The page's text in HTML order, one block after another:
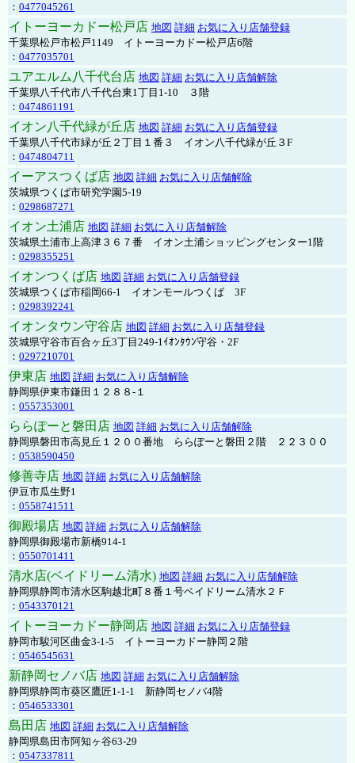
： 0477045261
イトーヨーカドー松戸店 地図 詳細 お気に入り店舗登録
千葉県松戸市松戸1149 イトーヨーカドー松戸店6階
： 0477035701
ユアエルム八千代台店 地図 詳細 お気に入り店舗解除
千葉県八千代市八千代台東1丁目1-10 ３階
： 0474861191
イオン八千代緑が丘店 地図 詳細 お気に入り店舗登録
千葉県八千代市緑が丘２丁目１番３ イオン八千代緑が丘３F
： 0474804711
イーアスつくば店 地図 詳細 お気に入り店舗解除
茨城県つくば市研究学園5-19
： 0298687271
イオン土浦店 地図 詳細 お気に入り店舗解除
茨城県土浦市上高津３６７番 イオン土浦ショッピングセンター1階
： 0298355251
イオンつくば店 地図 詳細 お気に入り店舗登録
茨城県つくば市稲岡66-1 イオンモールつくば 3F
： 0298392241
イオンタウン守谷店 地図 詳細 お気に入り店舗登録
茨城県守谷市百合ヶ丘3丁目249-1ｲｵﾝﾀｳﾝ守谷・2F
： 0297210701
伊東店 地図 詳細 お気に入り店舗解除
静岡県伊東市鎌田１２８８-１
： 0557353001
ららぽーと磐田店 地図 詳細 お気に入り店舗解除
静岡県磐田市高見丘１２００番地 ららぽーと磐田２階 ２２３００
： 0538590450
修善寺店 地図 詳細 お気に入り店舗解除
伊豆市瓜生野1
： 0558741511
御殿場店 地図 詳細 お気に入り店舗解除
静岡県御殿場市新橋914-1
： 0550701411
清水店(ベイドリーム清水) 地図 詳細 お気に入り店舗解除
静岡県静岡市清水区駒越北町８番１号ベイドリーム清水２Ｆ
： 0543370121
イトーヨーカドー静岡店 地図 詳細 お気に入り店舗登録
静岡市駿河区曲金3-1-5 イトーヨーカドー静岡２階
： 0546545631
新静岡セノバ店 地図 詳細 お気に入り店舗解除
静岡県静岡市葵区鷹匠1-1-1 新静岡セノバ4階
： 0546533301
島田店 地図 詳細 お気に入り店舗解除
静岡県島田市阿知ヶ谷63-29
： 0547337811